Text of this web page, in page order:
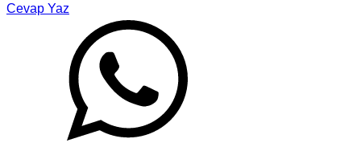
Cevap Yaz